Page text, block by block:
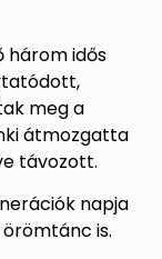
három idős
meg a
átmozgatta
távozott.
napja
örömtánc is.